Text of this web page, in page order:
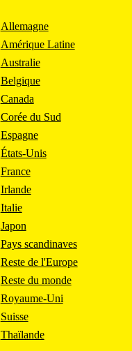
Allemagne
Amérique Latine
Australie
Belgique
Canada
Corée du Sud
Espagne
États-Unis
France
Irlande
Italie
Japon
Pays scandinaves
Reste de l'Europe
Reste du monde
Royaume-Uni
Suisse
Thaïlande